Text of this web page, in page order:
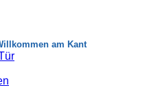
am Kant